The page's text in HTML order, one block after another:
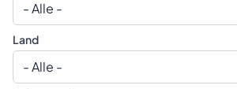
Land